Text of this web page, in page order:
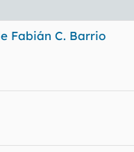
Fabián C. Barrio